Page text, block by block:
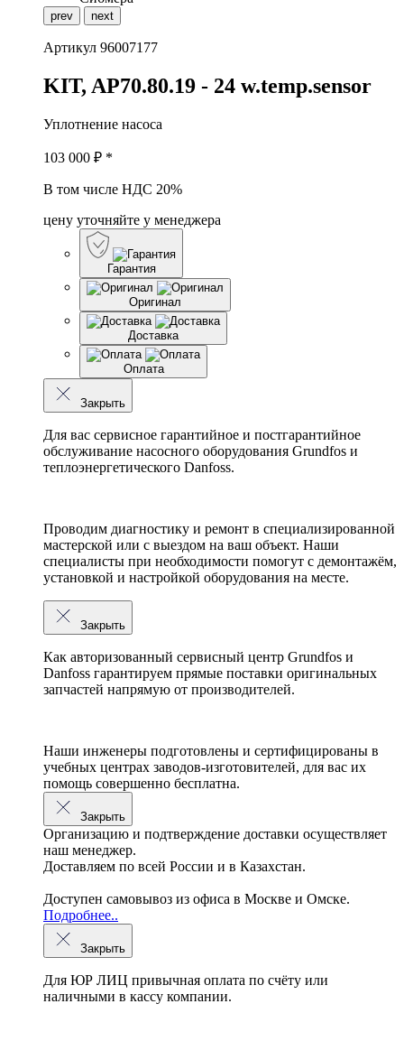
prev next
Артикул 96007177
KIT, AP70.80.19 - 24 w.temp.sensor
Уплотнение насоса
103 000 ₽ *
В том числе НДС 20%
цену уточняйте у менеджера
Гарантия
Оригинал
Доставка
Оплата
Закрыть
Для вас сервисное гарантийное и постгарантийное
обслуживание насосного оборудования Grundfos и
теплоэнергетического Danfoss.
Проводим диагностику и ремонт в специализированной
мастерской или с выездом на ваш объект. Наши
специалисты при необходимости помогут с демонтажём,
установкой и настройкой оборудования на месте.
Закрыть
Как авторизованный сервисный центр Grundfos и
Danfoss гарантируем прямые поставки оригинальных
запчастей напрямую от производителей.
Наши инженеры подготовлены и сертифицированы в
учебных центрах заводов-изготовителей, для вас их
помощь совершенно бесплатна.
Закрыть
Организацию и подтверждение доставки осуществляет
наш менеджер.
Доставляем по всей России и в Казахстан.
Доступен самовывоз из офиса в Москве и Омске.
Подробнее..
Закрыть
Для ЮР ЛИЦ привычная оплата по счёту или
наличными в кассу компании.